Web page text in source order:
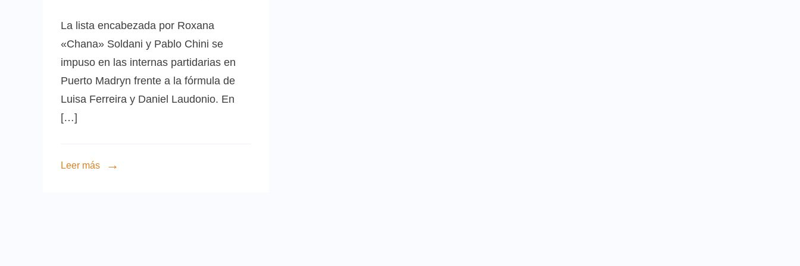
La lista encabezada por Roxana
«Chana» Soldani y Pablo Chini se
impuso en las internas partidarias en
Puerto Madryn frente a la fórmula de
Luisa Ferreira y Daniel Laudonio. En
[…]
Leer más